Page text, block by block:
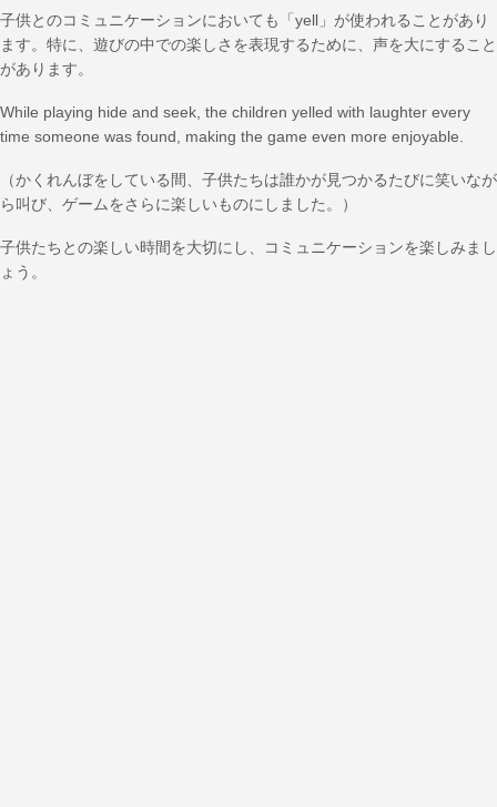
子供とのコミュニケーションにおいても「yell」が使われることがあり
ます。特に、遊びの中での楽しさを表現するために、声を大にすること
があります。
While playing hide and seek, the children yelled with laughter every
time someone was found, making the game even more enjoyable.
（かくれんぼをしている間、子供たちは誰かが見つかるたびに笑いなが
ら叫び、ゲームをさらに楽しいものにしました。）
子供たちとの楽しい時間を大切にし、コミュニケーションを楽しみまし
ょう。